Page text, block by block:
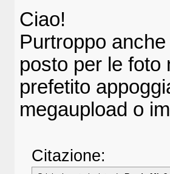
Ciao!
Purtroppo
posto per le foto
prefetito
megaupload o
Citazione: